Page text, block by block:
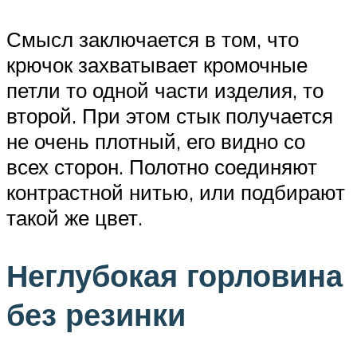
Смысл заключается в том, что
крючок захватывает кромочные
петли то одной части изделия, то
второй. При этом стык получается
не очень плотный, его видно со
всех сторон. Полотно соединяют
контрастной нитью, или подбирают
такой же цвет.
Неглубокая горловина
без резинки